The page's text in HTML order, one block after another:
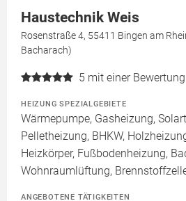
Haustechnik Weis
Rosenstraße 4, 55411 Bingen am
Bacharach)
5 mit einer Bewertung
HEIZUNG SPEZIALGEBIETE
Wärmepumpe, Gasheizung,
Pelletheizung, BHKW,
Heizkörper, Fußbodenheizung,
Wohnraumlüftung,
ANGEBOTENE TÄTIGKEITEN